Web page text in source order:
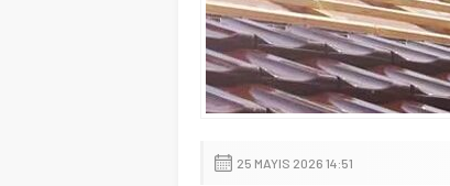
25 MAYIS 2026 14:51